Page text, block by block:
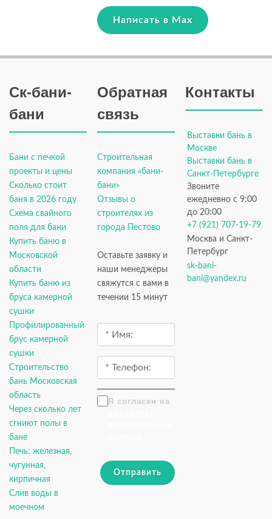
Написать в Max
Ск-бани-
бани
Бани с печкой
проекты и цены
Сколько стоит
баня в 2026 году
Схема свайного
поля для бани
Купить баню в
Московской
области
Купить баню из
бруса камерной
сушки
Профилированный
брус камерной
сушки
Строительство
бань Московская
область
Через сколько лет
сгниют полы в
бане
Печь: железная,
чугунная,
кирпичная
Слив воды в
моечном
Обратная
связь
Строительная
компания «бани-
бани»
Отзывы о
строителях из
города Пестово
Оставьте заявку и
наши менеджеры
свяжутся с вами в
течении 15 минут
Я согласен на
Отправить
Контакты
Выставки бань в
Москве
Выставки бань в
Санкт-Петербурге
Звоните
ежедневно с 9:00
до 20:00
+7 (921) 707-19-79
Москва и Санкт-
Петербург
sk-bani-
bani@yandex.ru